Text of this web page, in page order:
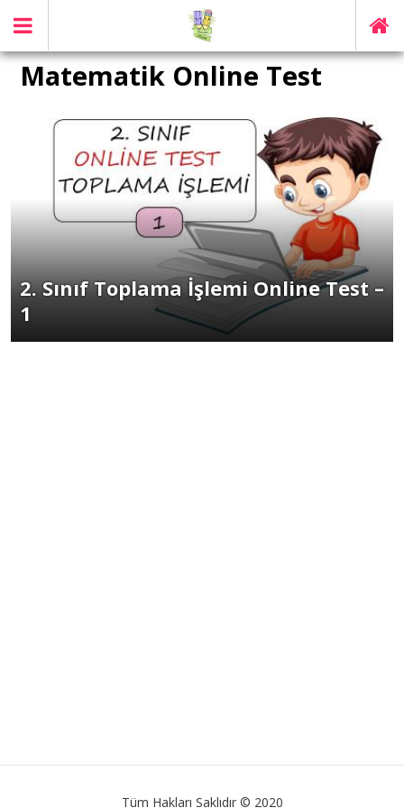
Matematik Online Test
2. Sınıf Toplama İşlemi Online Test –
1
Tüm Hakları Saklıdır © 2020